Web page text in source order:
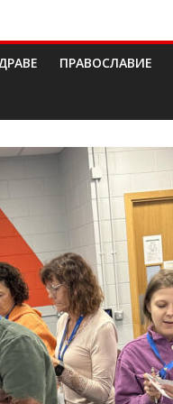
ПРАВОСЛАВИЕ